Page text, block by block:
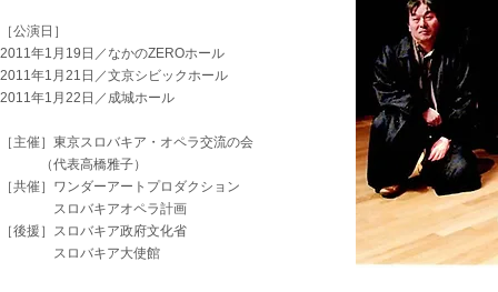
​［公演日］
2011年1月19日／なかのZEROホール
2011年1月21日／文京シビックホール
2011年1月22日／成城ホール
［主催］東京スロバキア・オペラ交流の会
（代表高橋雅子）
［共催］ワンダーアートプロダクション
スロバキアオペラ計画
［後援］スロバキア政府文化省
スロバキア大使館